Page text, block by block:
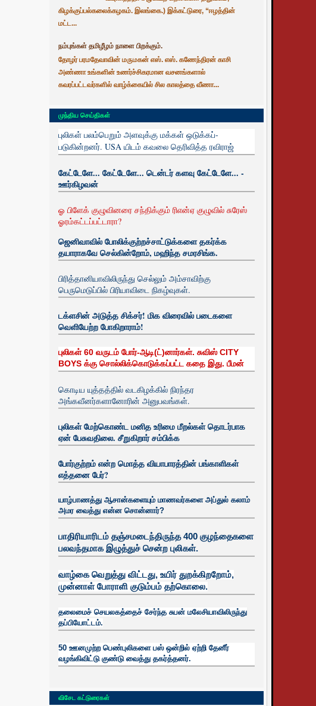
கிழக்குப்பல்கலைக்கழகம். இலங்கை.) இக்கட்டுரை, “ஈழத்தின்
மட்ட...
நம்புங்கள் தமிழீழம் நாளை பிறக்கும்.
தோழர் பரமதேவாவின் மருமகன் எஸ். எஸ். கணேந்திரன் காசி
அண்ணா உங்களின் உணர்ச்சிகரமான வசனங்களால்
கவரப்பட்டவர்களில் வாழ்க்கையில் சில காலத்தை வீணா...
முந்திய செய்திகள்
புலிகள் பலம்பெறும் அளவுக்கு மக்கள் ஒடுக்கப்-
படுகின்றனர். USA யிடம் கவலை தெரிவித்த ரவிராஜ்
கேட்டேளே... கேட்டேளே... டென்டர் களவு கேட்டேளே... -
ஊர்கிழவன்
ஓ பிளேக் குழுவினரை சந்திக்கும் ரிஎன்ஏ குழுவில் சுரேஸ்
ஓரம்கட்டப்பட்டாரா?
ஜெனிவாவில் போலிக்குற்றச்சாட்டுக்களை தகர்க்க
தயாராகவே செல்கின்றோம், மஹிந்த சமரசிங்க.
பிரித்தானியாவிலிருந்து செல்லும் அம்சாவிற்கு
பெருமெடுப்பில் பிரியாவிடை நிகழ்வுகள்.
டக்ளசின் அடுத்த சிக்சர்! மிக விரைவில் படைகளை
வெளியேற்ற போகிறாராம்!
புலிகள் 60 வருடம் போர்-ஆடி(ட்)னார்கள். சுவிஸ் CITY
BOYS க்கு சொல்லிக்கொடுக்கப்பட்ட கதை இது. பீமன்
கொடிய யுத்தத்தில் வடகிழக்கில் நிரந்தர
அங்கவீனர்களானோரின் அனுபவங்கள்.
புலிகள் மேற்கொண்ட மனித உரிமை மீறல்கள் தொடர்பாக
ஏன் பேசுவதிலை. சீறுகிறார் சம்பிக்க
போர்குற்றம் என்ற மொத்த வியாபாரத்தின் பங்காளிகள்
எத்தனை பேர்?
யாழ்பாணத்து ஆசான்களையும் மாணவர்களை அப்துல் கலாம்
அமர வைத்து என்ன சொன்னார்?
பாதிரியாரிடம் தஞ்சமடைந்திருந்த 400 குழந்தைகளை
பலவந்தமாக இழுத்துச் சென்ற புலிகள்.
வாழ்கை வெறுத்து விட்டது, உயிர் துறக்கிறறோம்,
முன்னாள் போராளி குடும்பம் தற்கொலை.
தலைமைச் செயலகத்தைச் சேர்ந்த சுபன் மலேசியாவிலிருந்து
தப்பியோட்டம்.
50 ஊனமுற்ற பெண்புலிகளை பஸ் ஒன்றில் ஏற்றி தேனீர்
வழங்கிவிட்டு குண்டு வைத்து தகர்த்தனர்.
விசேட கட்டுரைகள்